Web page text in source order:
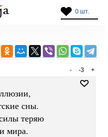
0 шт.
+
-3
-
сны.
теряю
мира.